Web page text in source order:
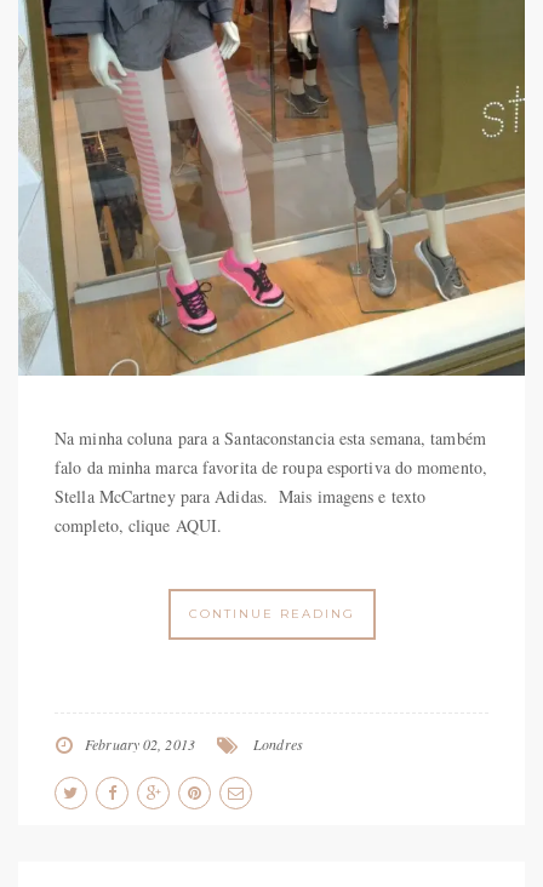
Na minha coluna para a Santaconstancia esta semana, também
falo da minha marca favorita de roupa esportiva do momento,
Stella McCartney para Adidas. Mais imagens e texto
completo, clique AQUI.
CONTINUE READING
February 02, 2013 Londres